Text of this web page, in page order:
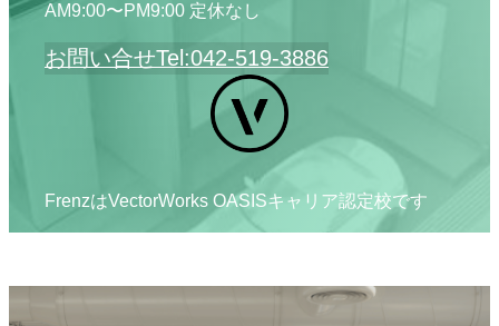
AM9:00〜PM9:00 定休なし
お問い合せTel:042-519-3886
FrenzはVectorWorks OASISキャリア認定校です